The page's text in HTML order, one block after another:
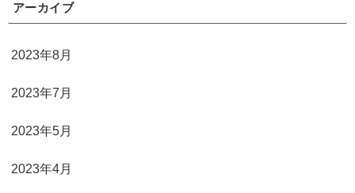
アーカイブ
2023年8月
2023年7月
2023年5月
2023年4月